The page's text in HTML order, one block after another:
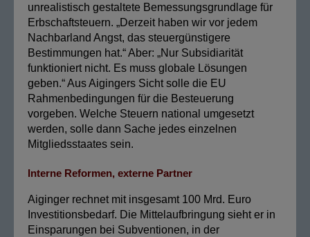
unrealistisch gestaltete Bemessungsgrundlage für
Erbschaftsteuern. „Derzeit haben wir vor jedem
Nachbarland Angst, das steuergünstigere
Bestimmungen hat.“ Aber: „Nur Subsidiarität
funktioniert nicht. Es muss globale Lösungen
geben.“ Aus Aigingers Sicht solle die EU
Rahmenbedingungen für die Besteuerung
vorgeben. Welche Steuern national umgesetzt
werden, solle dann Sache jedes einzelnen
Mitgliedsstaates sein.
Interne Reformen, externe Partner
Aiginger rechnet mit insgesamt 100 Mrd. Euro
Investitionsbedarf. Die Mittelaufbringung sieht er in
Einsparungen bei Subventionen, in der